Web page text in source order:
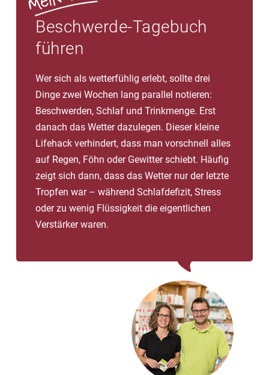
Beschwerde-Tagebuch
führen
Wer sich als wetterfühlig erlebt, sollte drei
Dinge zwei Wochen lang parallel notieren:
Beschwerden, Schlaf und Trinkmenge. Erst
danach das Wetter dazulegen. Dieser kleine
Lifehack verhindert, dass man vorschnell alles
auf Regen, Föhn oder Gewitter schiebt. Häufig
zeigt sich dann, dass das Wetter nur der letzte
Tropfen war – während Schlafdefizit, Stress
oder zu wenig Flüssigkeit die eigentlichen
Verstärker waren.